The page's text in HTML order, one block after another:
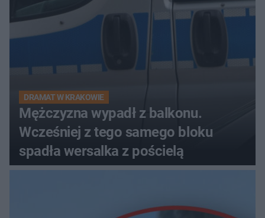
DRAMAT W KRAKOWIE
Mężczyzna wypadł z balkonu.
Wcześniej z tego samego bloku
spadła wersalka z pościelą